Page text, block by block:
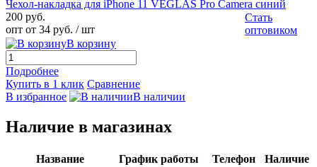
Чехол-накладка для iPhone 11 VEGLAS Pro Camera синий
200 руб.
опт от 34 руб. / шт
Стать
оптовиком
В корзину
Подробнее
Купить в 1 клик Сравнение
В избранное
В наличии
Наличие в магазинах
Название График работы Телефон
Наличие